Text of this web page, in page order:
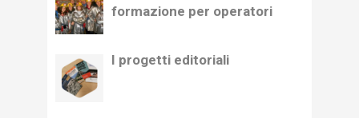
formazione per operatori
I progetti editoriali